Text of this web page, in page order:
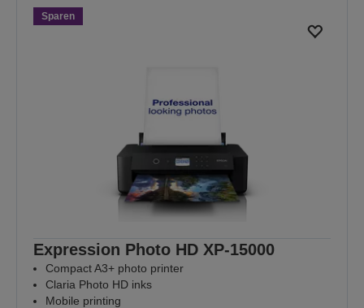
Sparen
Expression Photo HD XP-15000
Compact A3+ photo printer
Claria Photo HD inks
Mobile printing